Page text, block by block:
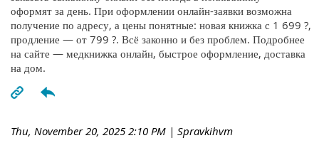
оформят за день. При оформлении онлайн-заявки возможна
получение по адресу, а цены понятные: новая книжка с 1 699 ?,
продление — от 799 ?. Всё законно и без проблем. Подробнее
на сайте — медкнижка онлайн, быстрое оформление, доставка
на дом.
Thu, November 20, 2025 2:10 PM | Spravkihvm